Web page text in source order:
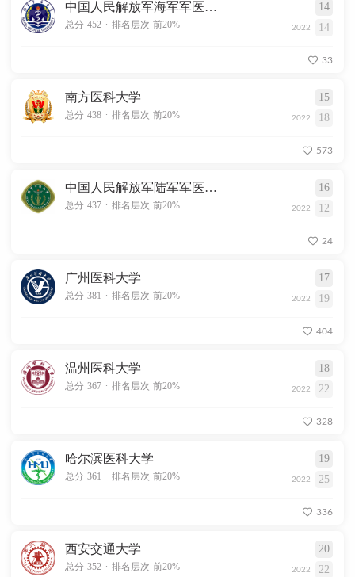
中国人民解放军海军军医大学 14
总分 452 . 排名层次 前20% 2022 14
33
南方医科大学 15
总分 438 . 排名层次 前20% 2022 18
573
中国人民解放军陆军军医大学 16
总分 437 . 排名层次 前20% 2022 12
24
广州医科大学 17
总分 381 . 排名层次 前20% 2022 19
404
温州医科大学 18
总分 367 . 排名层次 前20% 2022 22
328
哈尔滨医科大学 19
总分 361 . 排名层次 前20% 2022 25
336
西安交通大学 20
总分 352 . 排名层次 前20% 2022 22